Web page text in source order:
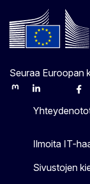
Seuraa Euroopan
MastodonLinkedInBluesky
Ilmoita IT-
Sivustojen